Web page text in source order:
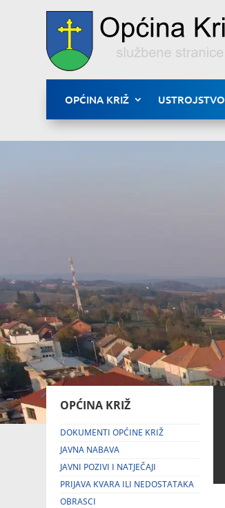
OPĆINA KRIŽ USTROJSTVO
OPĆINA KRIŽ
DOKUMENTI OPĆINE KRIŽ
JAVNA NABAVA
JAVNI POZIVI I NATJEČAJI
PRIJAVA KVARA ILI NEDOSTATAKA
OBRASCI